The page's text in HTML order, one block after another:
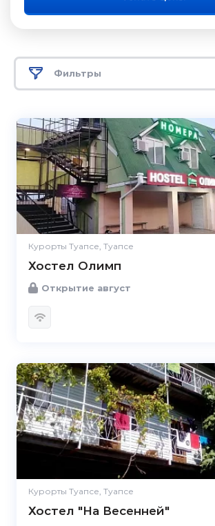
Фильтры
Курорты Туапсе, Туапсе
Хостел Олимп
Открытие август
Курорты Туапсе, Туапсе
Хостел "На Весенней"